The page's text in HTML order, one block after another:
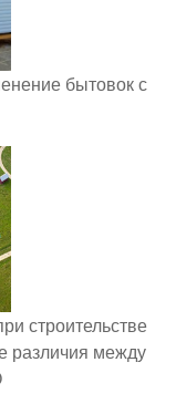
бытовок с
строительстве
различия между